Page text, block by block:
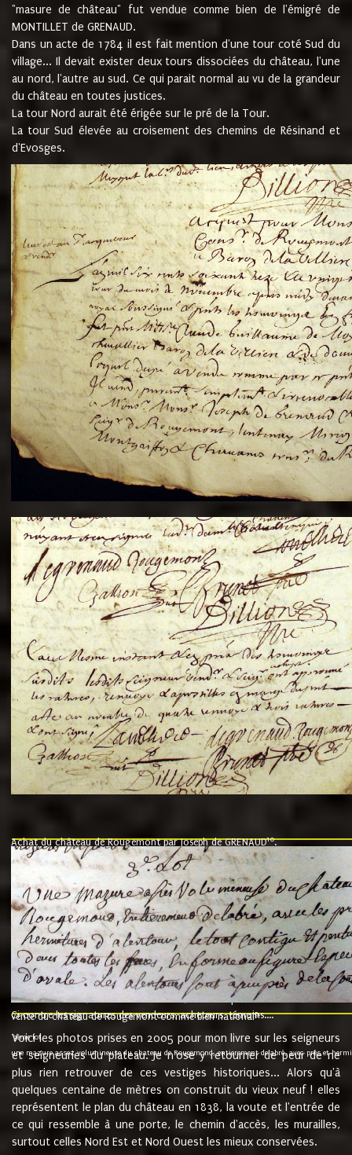
"masure de château" fut vendue comme bien de l'émigré de
MONTILLET de GRENAUD.
Dans un acte de 1784 il est fait mention d'une tour coté Sud du
village... Il devait exister deux tours dissociées du château, l'une
au nord, l'autre au sud. Ce qui parait normal au vu de la grandeur
du château en toutes justices.
La tour Nord aurait été érigée sur le pré de la Tour.
La tour Sud élevée au croisement des chemins de Résinand et
d'Evosges.
Achat du château de Rougemont par Joseph de GRENAUD10.
"l'an mil six cent soixante treze le ving neuvième jour du mois de
nommé fut présent Messire Claude Guillaume de Moyriat chevalier baron
vend, purement simplement et irrevocablement a monseigneur monsieur
et chavannes conseiller du roy au parlement de Bourgogne, present et
que le dit seigneur Baron de la Vellière a sur ses hommes, indivisables et
de la Velliere tout ainsi et comme le dit seigneur Baron et ses
présent......"
suivent les rentes, donation des terriers, etc... au prix de 880 livre louis
Ci contre les signatures des vendeurs, acheteurs, témoins....
vente du château de Rougemont comme bien national9.
"3ème lot
une mazure assez volumineuse du chateau de Rougemond, entierement delabré, avec près et
Voici les photos prises en 2005 pour mon livre sur les seigneurs
et seigneuries du plateau. Je n'ose y retourner de peur de ne
plus rien retrouver de ces vestiges historiques... Alors qu'à
quelques centaine de mètres on construit du vieux neuf ! elles
représentent le plan du château en 1838, la voute et l'entrée de
ce qui ressemble à une porte, le chemin d'accès, les murailles,
surtout celles Nord Est et Nord Ouest les mieux conservées.